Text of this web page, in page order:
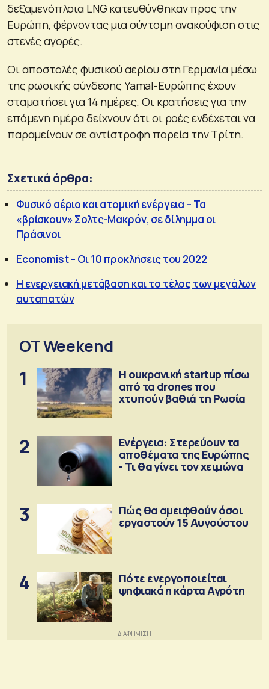
δεξαμενόπλοια LNG κατευθύνθηκαν προς την
Ευρώπη, φέρνοντας μια σύντομη ανακούφιση στις
στενές αγορές.
Οι αποστολές φυσικού αερίου στη Γερμανία μέσω
της ρωσικής σύνδεσης Yamal-Ευρώπης έχουν
σταματήσει για 14 ημέρες. Οι κρατήσεις για την
επόμενη ημέρα δείχνουν ότι οι ροές ενδέχεται να
παραμείνουν σε αντίστροφη πορεία την Τρίτη.
Σχετικά άρθρα:
Φυσικό αέριο και ατομική ενέργεια – Τα
«βρίσκουν» Σολτς-Μακρόν, σε δίλημμα οι
Πράσινοι
Economist – Οι 10 προκλήσεις του 2022
Η ενεργειακή μετάβαση και το τέλος των μεγάλων
αυταπατών
OT Weekend
1
Η ουκρανική startup πίσω
από τα drones που
χτυπούν βαθιά τη Ρωσία
2
Ενέργεια: Στερεύουν τα
αποθέματα της Ευρώπης
- Τι θα γίνει τον χειμώνα
3
Πώς θα αμειφθούν όσοι
εργαστούν 15 Αυγούστου
4
Πότε ενεργοποιείται
ψηφιακά η κάρτα Αγρότη